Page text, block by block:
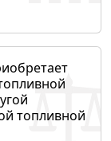
топливной